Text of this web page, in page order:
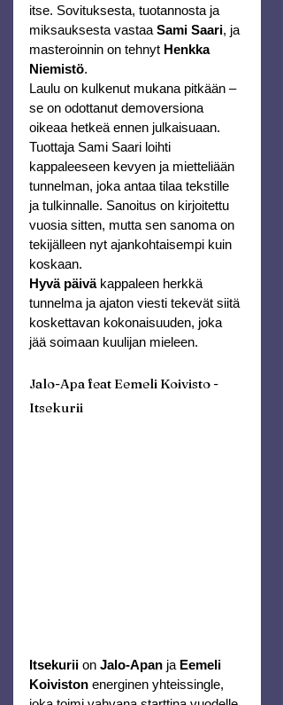
itse. Sovituksesta, tuotannosta ja
miksauksesta vastaa Sami Saari, ja
masteroinnin on tehnyt Henkka
Niemistö.
Laulu on kulkenut mukana pitkään –
se on odottanut demoversiona
oikeaa hetkeä ennen julkaisuaan.
Tuottaja Sami Saari loihti
kappaleeseen kevyen ja mietteliään
tunnelman, joka antaa tilaa tekstille
ja tulkinnalle. Sanoitus on kirjoitettu
vuosia sitten, mutta sen sanoma on
tekijälleen nyt ajankohtaisempi kuin
koskaan.
Hyvä päivä kappaleen herkkä
tunnelma ja ajaton viesti tekevät siitä
koskettavan kokonaisuuden, joka
jää soimaan kuulijan mieleen.
Jalo-Apa feat Eemeli Koivisto -
Itsekurii
Itsekurii on Jalo-Apan ja Eemeli
Koiviston energinen yhteissingle,